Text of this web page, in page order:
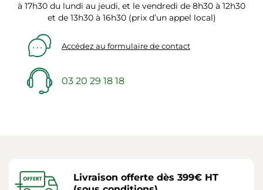
à 17h30 du lundi au jeudi, et le vendredi de 8h30 à 12h30
et de 13h30 à 16h30 (prix d’un appel local)
Accédez au formulaire de contact
03 20 29 18 18
Livraison offerte dès 399€ HT